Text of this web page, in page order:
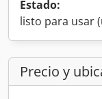
Estado:
listo para usar
Precio y